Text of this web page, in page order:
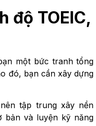
độ TOEIC,
một bức tranh tổng
đó, bạn cần xây dựng
tập trung xây nền
bản và luyện kỹ năng